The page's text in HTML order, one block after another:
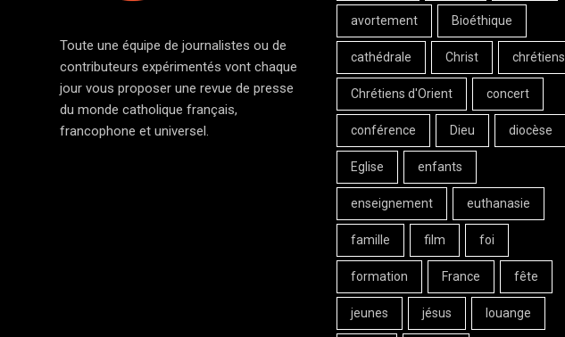
Toute une équipe de journalistes ou de
contributeurs expérimentés vont chaque
jour vous proposer une revue de presse
du monde catholique français,
francophone et universel.
avortement Bioéthique
cathédrale Christ chrétiens
Chrétiens d'Orient concert
conférence Dieu diocèse
Eglise enfants
enseignement euthanasie
famille film foi
formation France fête
jeunes jésus louange